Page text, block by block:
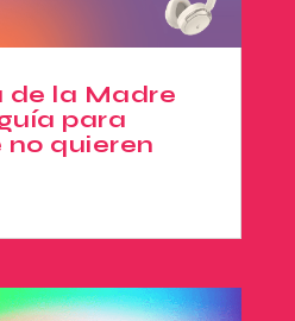
de la Madre
para
quieren